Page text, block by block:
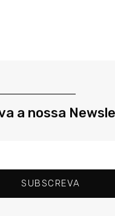
a nossa
SUBSCREVA